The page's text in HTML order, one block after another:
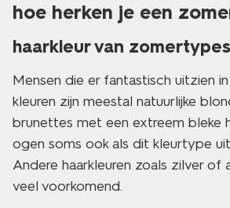
hoe herken je een
haarkleur van zomertypes
Mensen die er fantastisch uitzien
kleuren zijn meestal natuurlijke
brunettes met een extreem bleke
ogen soms ook als dit kleurtype
Andere haarkleuren zoals zilver of
veel voorkomend.